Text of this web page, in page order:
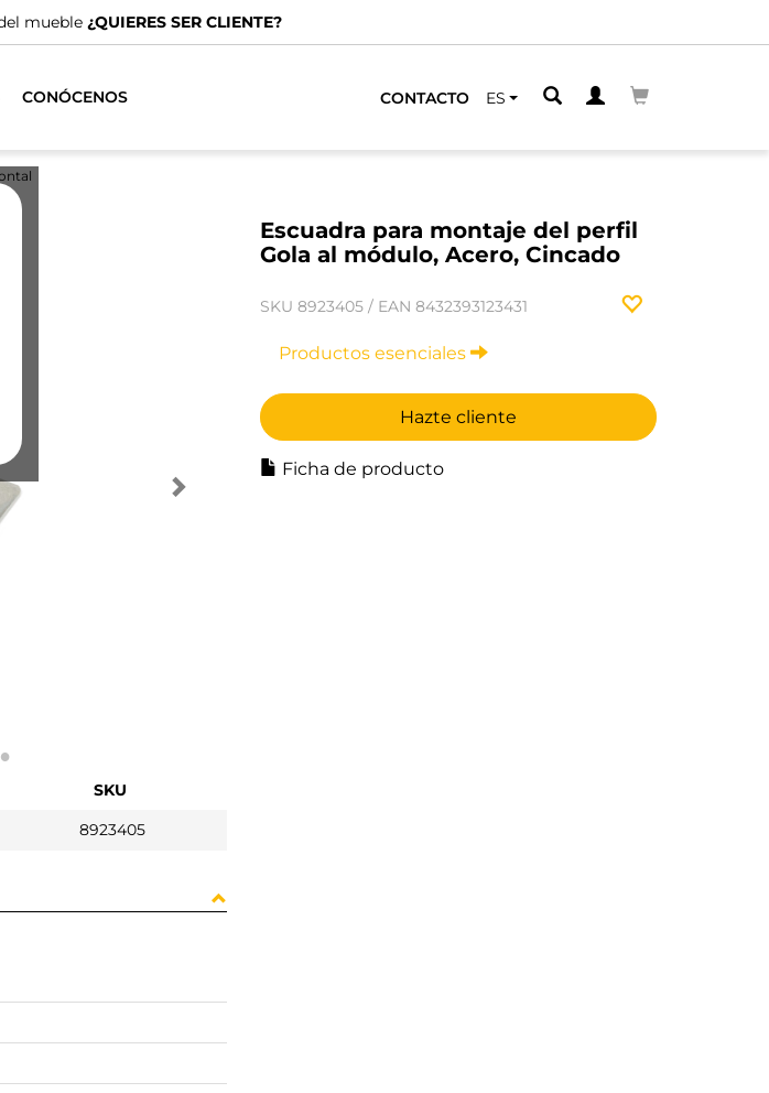
mueble ¿QUIERES SER CLIENTE?
CONÓCENOS CONTACTO ES
Escuadra para montaje del perfil
Gola al módulo, Acero, Cincado
SKU 8923405 / EAN 8432393123431
Productos esenciales
Hazte cliente
Ficha de producto
SKU
8923405